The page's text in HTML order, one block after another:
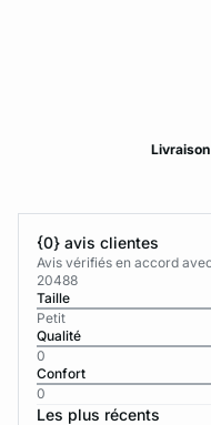
{0} avis clientes
Avis vérifiés en accord
20488
Taille
Petit
Qualité
0
Confort
0
Les plus récents